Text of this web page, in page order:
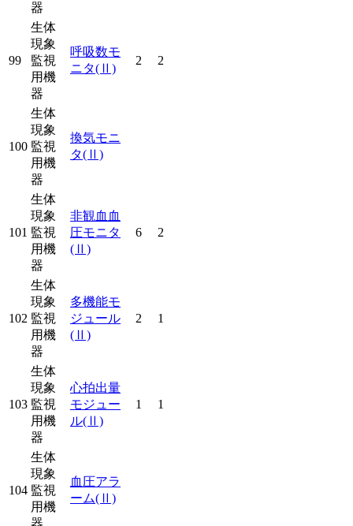
器
99
生体
現象
監視
用機
器
呼吸数モ
ニタ(Ⅱ)
2 2
100
生体
現象
監視
用機
器
換気モニ
タ(Ⅱ)
101
生体
現象
監視
用機
器
非観血血
圧モニタ
(Ⅱ)
6 2
102
生体
現象
監視
用機
器
多機能モ
ジュール
(Ⅱ)
2 1
103
生体
現象
監視
用機
器
心拍出量
モジュー
ル(Ⅱ)
1 1
104
生体
現象
監視
用機
血圧アラ
ーム(Ⅱ)